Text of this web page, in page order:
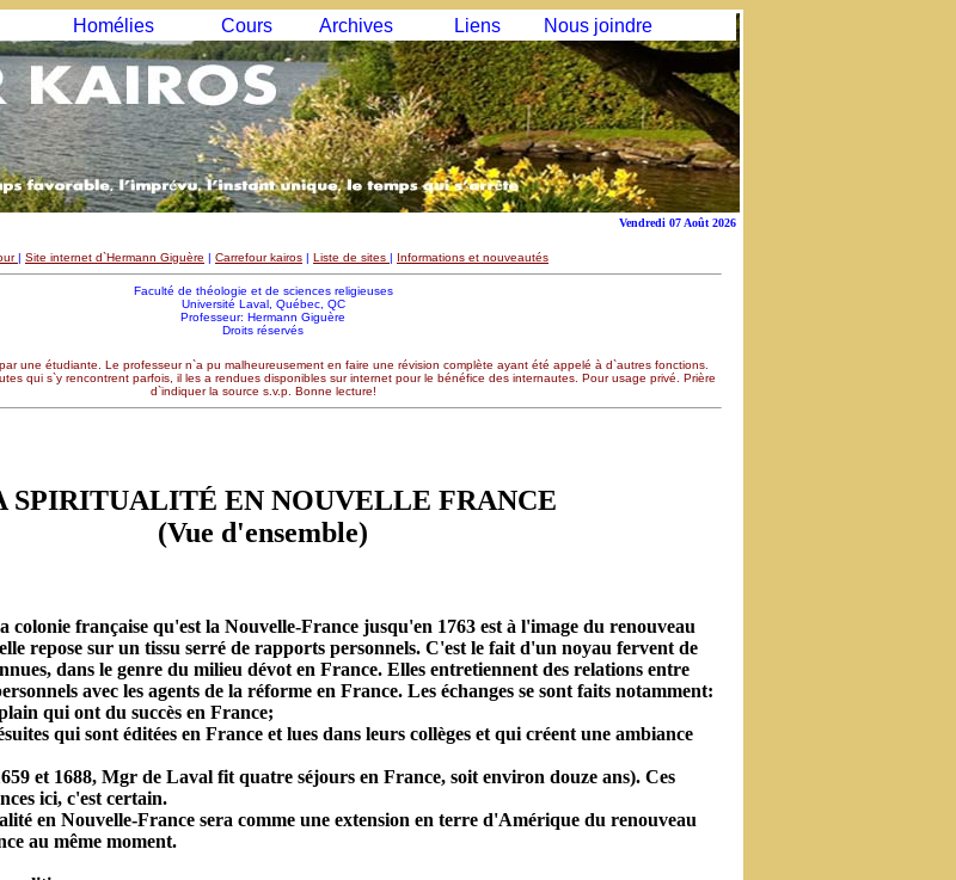
Homélies Cours Archives Liens Nous joindre
Vendredi 07 Août 2026
| Site internet d`Hermann Giguère | Carrefour kairos | Liste de sites | Informations et nouveautés
Faculté de théologie et de sciences religieuses
Université Laval, Québec, QC
Professeur: Hermann Giguère
Droits réservés
une étudiante. Le professeur n`a pu malheureusement en faire une révision complète ayant été appelé à d`autres fonctions.
qui s`y rencontrent parfois, il les a rendues disponibles sur internet pour le bénéfice des internautes. Pour usage privé. Prière
d`indiquer la source s.v.p. Bonne lecture!
SPIRITUALITÉ EN NOUVELLE FRANCE
(Vue d'ensemble)
colonie française qu'est la Nouvelle-France jusqu'en 1763 est à l'image du renouveau
repose sur un tissu serré de rapports personnels. C'est le fait d'un noyau fervent de
dans le genre du milieu dévot en France. Elles entretiennent des relations entre
avec les agents de la réforme en France. Les échanges se sont faits notamment:
qui ont du succès en France;
qui sont éditées en France et lues dans leurs collèges et qui créent une ambiance
et 1688, Mgr de Laval fit quatre séjours en France, soit environ douze ans). Ces
ici, c'est certain.
en Nouvelle-France sera comme une extension en terre d'Amérique du renouveau
au même moment.